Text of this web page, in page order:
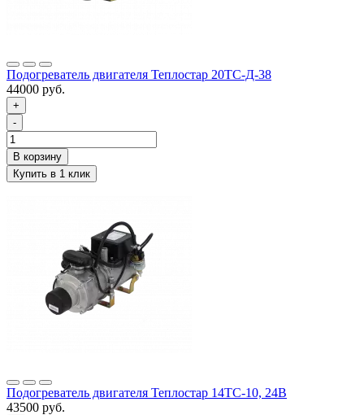
Подогреватель двигателя Теплостар 20ТС-Д-38
44000 руб.
+
-
Подогреватель двигателя Теплостар 14ТС-10, 24В
43500 руб.